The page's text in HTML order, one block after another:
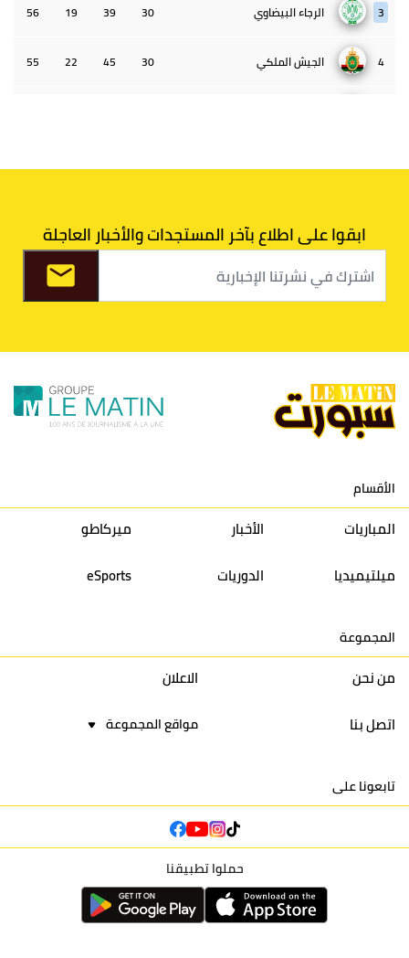
3 الرجاء البيضاوي 30
39
19
56
4 الجيش الملكي 30
45
22
55
36
9 الكوكب المراكشي 30
27
26
36
10 النادي المكناسي 30
24
33
36
11 نادي النهضة زمامرة 30
28
37
33
13 إتحاد تواركة 30
32
40
31
16 نادي أولمبيك آسفي 30
24
42
22
ابقوا على اطلاع بآخر المستجدات والأخبار العاجلة
الأقسام
المباريات الأخبار
ميركاطو
ميلتيميديا
الدوريات eSports
المجموعة
من نحن
الاعلان
اتصل بنا
مواقع المجموعة
تابعونا على
حملوا تطبيقنا